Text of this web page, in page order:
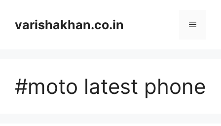
contentvarishakhan.co.in Menu
#moto latest phone